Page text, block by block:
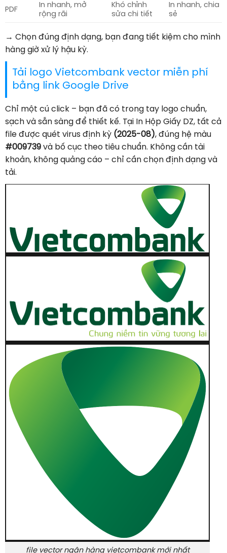
PDF
In nhanh, mở
rộng rãi
Khó chỉnh
sửa chi tiết
In nhanh, chia
sẻ
→ Chọn đúng định dạng, bạn đang tiết kiệm cho mình
hàng giờ xử lý hậu kỳ.
Tải logo Vietcombank vector miễn phí
bằng link Google Drive
Chỉ một cú click – bạn đã có trong tay logo chuẩn,
sạch và sẵn sàng để thiết kế. Tại In Hộp Giấy DZ, tất cả
file được quét virus định kỳ (2025-08), đúng hệ màu
#009739 và bố cục theo tiêu chuẩn. Không cần tài
khoản, không quảng cáo – chỉ cần chọn định dạng và
tải.
file vector ngân hàng vietcombank mới nhất